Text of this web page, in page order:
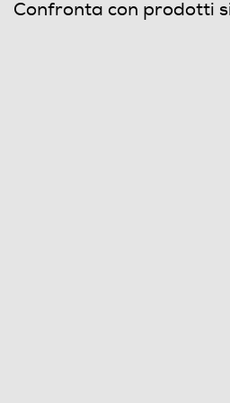
Confronta con prodotti